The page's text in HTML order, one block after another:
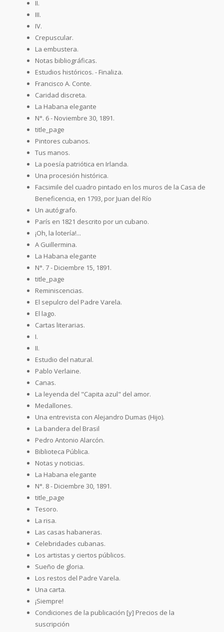
II.
III.
IV.
Crepuscular.
La embustera.
Notas bibliográficas.
Estudios históricos. - Finaliza.
Francisco A. Conte.
Caridad discreta.
La Habana elegante
N°. 6 - Noviembre 30, 1891.
title_page
Pintores cubanos.
Tus manos.
La poesía patriótica en Irlanda.
Una procesión histórica.
Facsimile del cuadro pintado en los muros de la Casa de
Beneficencia, en 1793, por Juan del Río
Un autógrafo.
París en 1821 descrito por un cubano.
¡Oh, la lotería!...
A Guillermina.
La Habana elegante
N°. 7 - Diciembre 15, 1891.
title_page
Reminiscencias.
El sepulcro del Padre Varela.
El lago.
Cartas literarias.
I.
II.
Estudio del natural.
Pablo Verlaine.
Canas.
La leyenda del "Capita azul" del amor.
Medallones.
Una entrevista con Alejandro Dumas (Hijo).
La bandera del Brasil
Pedro Antonio Alarcón.
Biblioteca Pública.
Notas y noticias.
La Habana elegante
N°. 8 - Diciembre 30, 1891.
title_page
Tesoro.
La risa.
Las casas habaneras.
Celebridades cubanas.
Los artistas y ciertos públicos.
Sueño de gloria.
Los restos del Padre Varela.
Una carta.
¡Siempre!
Condiciones de la publicación [y] Precios de la
suscripción